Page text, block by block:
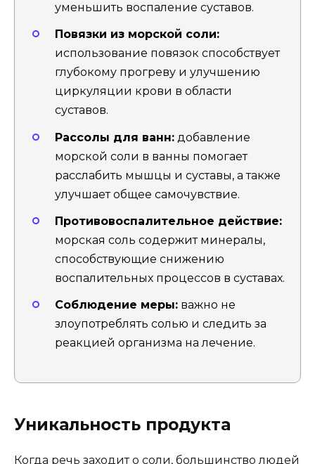
уменьшить воспаление суставов.
Повязки из морской соли:
использование повязок способствует
глубокому прогреву и улучшению
циркуляции крови в области
суставов.
Рассолы для ванн: добавление
морской соли в ванны помогает
расслабить мышцы и суставы, а также
улучшает общее самочувствие.
Противовоспалительное действие:
морская соль содержит минералы,
способствующие снижению
воспалительных процессов в суставах.
Соблюдение меры: важно не
злоупотреблять солью и следить за
реакцией организма на лечение.
Уникальность продукта
Когда речь заходит о соли, большинство людей